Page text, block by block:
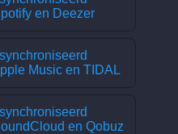
en Deezer
Music en TIDAL
en Qobuz